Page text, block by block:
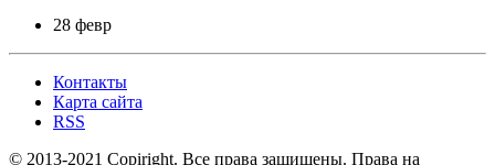
28 февр
Контакты
Карта сайта
RSS
© 2013-2021 Copiright. Все права защищены. Права на